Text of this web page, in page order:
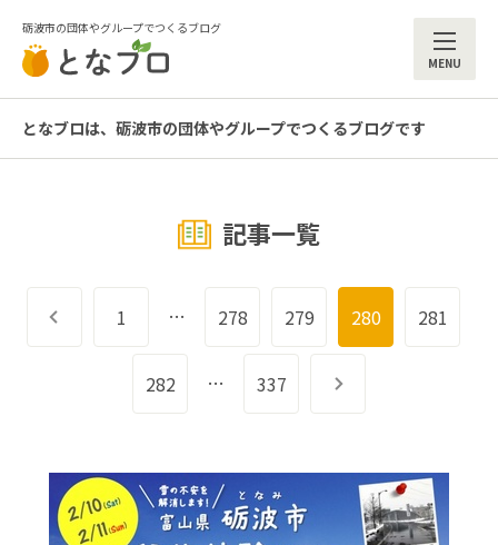
砺波市の団体やグループでつくるブログ
となブロは、砺波市の団体やグループでつくるブログです
記事一覧
1 … 278 279 280 281
282 … 337